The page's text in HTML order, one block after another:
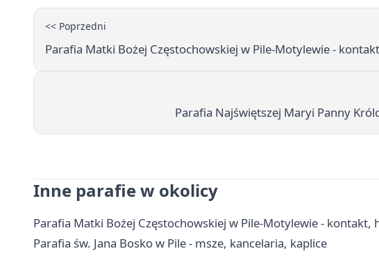
<< Poprzedni
Parafia Matki Bożej Częstochowskiej w Pile-Motylewie -
Parafia Najświętszej Maryi Panny
Inne parafie w okolicy
Parafia Matki Bożej Częstochowskiej w Pile-Motylewie - kontakt,
Parafia św. Jana Bosko w Pile - msze, kancelaria, kaplice